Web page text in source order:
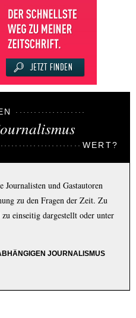
WERT?
Journalisten und Gastautoren
zu den Fragen der Zeit. Zu
einseitig dargestellt oder unter
JOURNALISMUS